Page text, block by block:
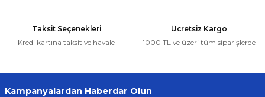
Taksit Seçenekleri
Kredi kartına taksit ve havale
Ücretsiz Kargo
1000 TL ve üzeri tüm siparişlerde
Kampanyalardan Haberdar Olun